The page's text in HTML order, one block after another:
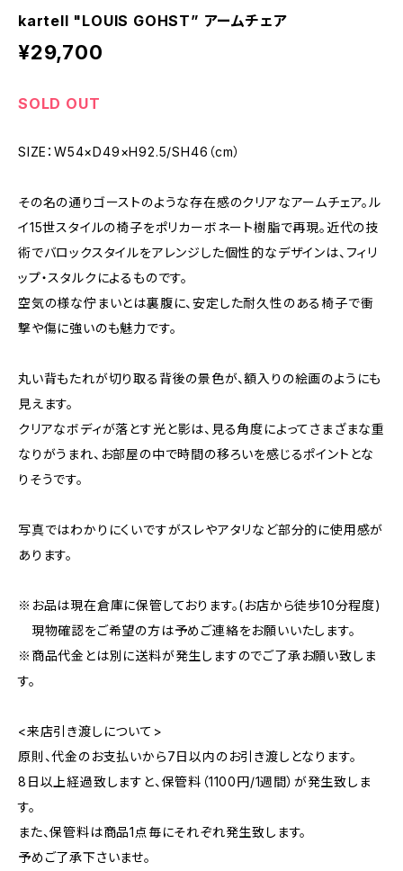
kartell "LOUIS GOHST” アームチェア
¥29,700
SOLD OUT
SIZE：W54×D49×H92.5/SH46（cm）
その名の通りゴーストのような存在感のクリアなアームチェア。ル
イ15世スタイルの椅子をポリカーボネート樹脂で再現。近代の技
術でバロックスタイルをアレンジした個性的なデザインは、フィリ
ップ・スタルクによるものです。
空気の様な佇まいとは裏腹に、安定した耐久性のある椅子で衝
撃や傷に強いのも魅力です。
丸い背もたれが切り取る背後の景色が、額入りの絵画のようにも
見えます。
クリアなボディが落とす光と影は、見る角度によってさまざまな重
なりがうまれ、お部屋の中で時間の移ろいを感じるポイントとな
りそうです。
写真ではわかりにくいですがスレやアタリなど部分的に使用感が
あります。
※お品は現在倉庫に保管しております。(お店から徒歩10分程度)
現物確認をご希望の方は予めご連絡をお願いいたします。
※商品代金とは別に送料が発生しますのでご了承お願い致しま
す。
<来店引き渡しについて>
原則、代金のお支払いから7日以内のお引き渡しとなります。
8日以上経過致しますと、保管料（1100円/1週間）が発生致しま
す。
また、保管料は商品1点毎にそれぞれ発生致します。
予めご了承下さいませ。